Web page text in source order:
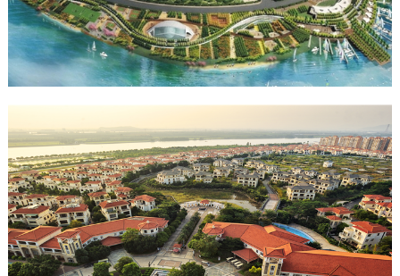
成立于2003年，隶属于广东名冠集团，与
保利发展强强联合开发华南区大盘“骏凯
豪庭”，现推广名为“保利西海岸”。
       项目位于广东新会银洲湖畔，紧邻新
会区政府，占地1700亩，纵享2.8公里银洲湖一线水岸景观，